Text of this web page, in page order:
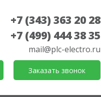
+7 (343) 363 20 28
+7 (499) 444 38 35
mail@plc-electro.ru
Заказать звонок